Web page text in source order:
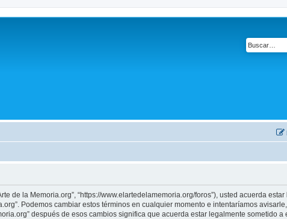
de la Memoria.org”, “https://www.elartedelamemoria.org/foros”), usted acuerda
Podemos cambiar estos términos en cualquier momento e intentaríamos
después de esos cambios significa que acuerda estar legalmente sometido a